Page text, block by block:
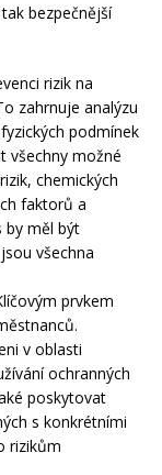
bezpečnější
rizik na
zahrnuje analýzu
podmínek
všechny možné
chemických
faktorů a
by měl být
všechna
prvkem
v oblasti
ochranných
poskytovat
s konkrétními
rizikům